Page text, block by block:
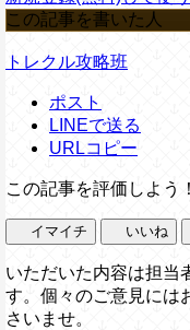
この記事を書いた人
トレクル攻略班
ポスト
LINEで送る
URLコピー
この記事を評価しよう！
イマイチ いいね
いただいた内容は担当
す。個々のご意見には
さいませ。